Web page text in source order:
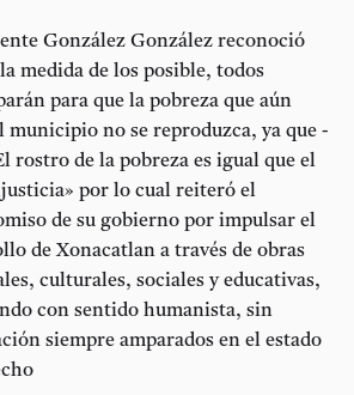
González González reconoció
medida de los posible, todos
para que la pobreza que aún
municipio no se reproduzca, ya que -
rostro de la pobreza es igual que el
por lo cual reiteró el
de su gobierno por impulsar el
de Xonacatlan a través de obras
culturales, sociales y educativas,
con sentido humanista, sin
siempre amparados en el estado